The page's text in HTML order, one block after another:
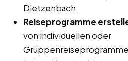
Dietzenbach.
Reiseprogramme
von individuellen oder